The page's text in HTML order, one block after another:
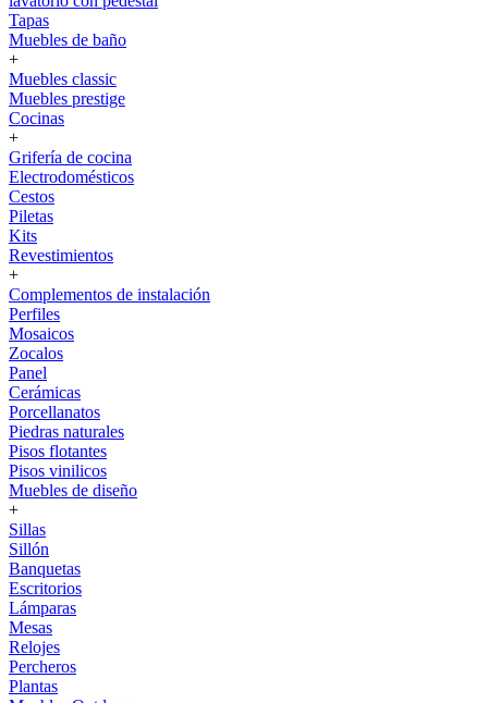
Tapas
Muebles de baño
+
Muebles classic
Muebles prestige
Cocinas
+
Grifería de cocina
Electrodomésticos
Cestos
Piletas
Kits
Revestimientos
+
Complementos de instalación
Perfiles
Mosaicos
Zocalos
Panel
Cerámicas
Porcellanatos
Piedras naturales
Pisos flotantes
Pisos vinilicos
Muebles de diseño
+
Sillas
Sillón
Banquetas
Escritorios
Lámparas
Mesas
Relojes
Percheros
Plantas